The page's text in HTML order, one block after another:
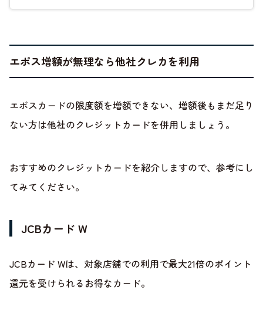
エポス増額が無理なら他社クレカを利用
エポスカードの限度額を増額できない、増額後もまだ足り
ない方は他社のクレジットカードを併用しましょう。
おすすめのクレジットカードを紹介しますので、参考にし
てみてください。
JCBカード W
JCBカード Wは、対象店舗での利用で最大21倍のポイント
還元を受けられるお得なカード。